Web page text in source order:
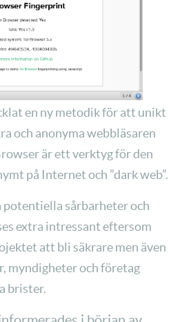
en ny metodik för att unikt
och anonyma webbläsaren
är ett verktyg för den
på Internet och ”dark web”.
sårbarheter och
extra intressant eftersom
att bli säkrare men även
myndigheter och företag
brister.